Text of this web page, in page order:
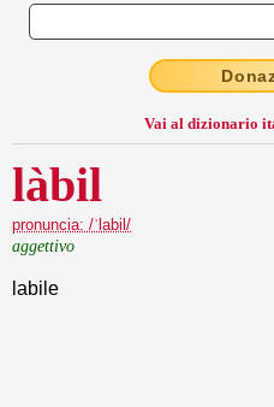
Vai al dizionario
làbil
pronuncia: /ˈlabil/
aggettivo
labile